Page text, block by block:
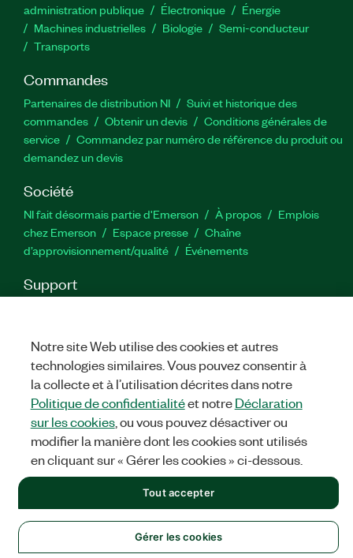
administration publique
Électronique
Énergie​
Machines industrielles
Biologie
Semi-conducteur
Transports
Commandes
Partenaires de distribution NI
Suivi et historique des
commandes
Obtenir un devis
Conditions générales de
service
Commandez par numéro de référence du produit ou
demandez un devis
Société
NI fait désormais partie d'Emerson À propos
Emplois
chez Emerson
Espace presse
Chaîne
d’approvisionnement/qualité
Événements
Support
service
Commentaires sur le site
TwitterYouTube
IMPRINT
©NATIONAL INSTRUMENTS CORP. TOUS DROITS RÉSERVÉS.
Notre site Web utilise des cookies et autres
technologies similaires. Vous pouvez consentir à
la collecte et à l’utilisation décrites dans notre
Politique de confidentialitéet notreDéclaration
sur les cookies, ou vous pouvez désactiver ou
modifier la manière dont les cookies sont utilisés
en cliquant sur « Gérer les cookies » ci-dessous.
Gérer les cookies
Tout accepter